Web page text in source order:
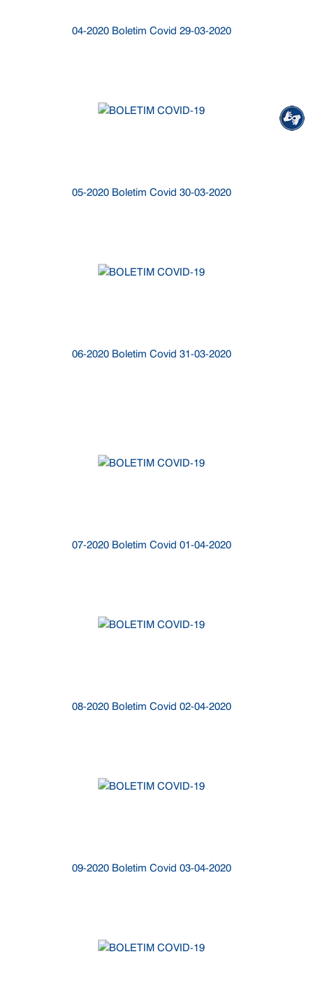
04-2020 Boletim Covid 29-03-2020
05-2020 Boletim Covid 30-03-2020
06-2020 Boletim Covid 31-03-2020
07-2020 Boletim Covid 01-04-2020
08-2020 Boletim Covid 02-04-2020
09-2020 Boletim Covid 03-04-2020